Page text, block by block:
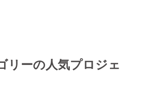
くれたお母さ
に営業いたし
ウターやセー
リーの人気プロジェ